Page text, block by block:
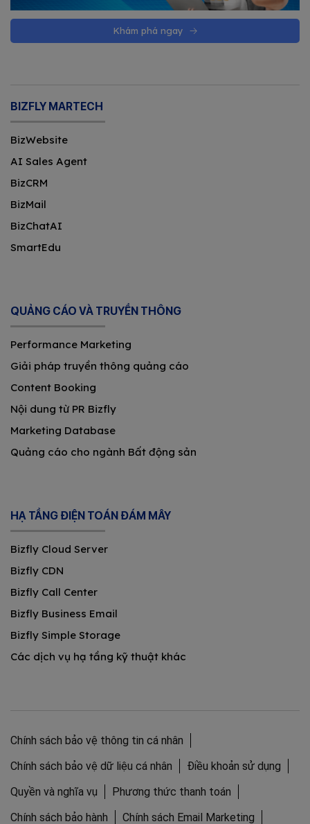
Khám phá ngay
BIZFLY MARTECH
BizWebsite
AI Sales Agent
BizCRM
BizMail
BizChatAI
SmartEdu
QUẢNG CÁO VÀ TRUYỀN THÔNG
Performance Marketing
Giải pháp truyền thông quảng cáo
Content Booking
Nội dung từ PR Bizfly
Marketing Database
Quảng cáo cho ngành Bất động sản
HẠ TẦNG ĐIỆN TOÁN ĐÁM MÂY
Bizfly Cloud Server
Bizfly CDN
Bizfly Call Center
Bizfly Business Email
Bizfly Simple Storage
Các dịch vụ hạ tầng kỹ thuật khác
Chính sách bảo vệ thông tin cá nhân
Chính sách bảo vệ dữ liệu cá nhân
Điều khoản sử dụng
Quyền và nghĩa vụ
Phương thức thanh toán
Chính sách bảo hành
Chính sách Email Marketing